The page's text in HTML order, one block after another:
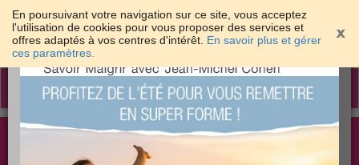
En poursuivant votre navigation sur ce site, vous acceptez
l'utilisation de cookies pour vous proposer des services et
offres adaptés à vos centres d'intérêt. En savoir plus et gérer
ces paramètres.
Toggle
Les meilleures solutions pour maigrir et être bien
dans sa peau
×